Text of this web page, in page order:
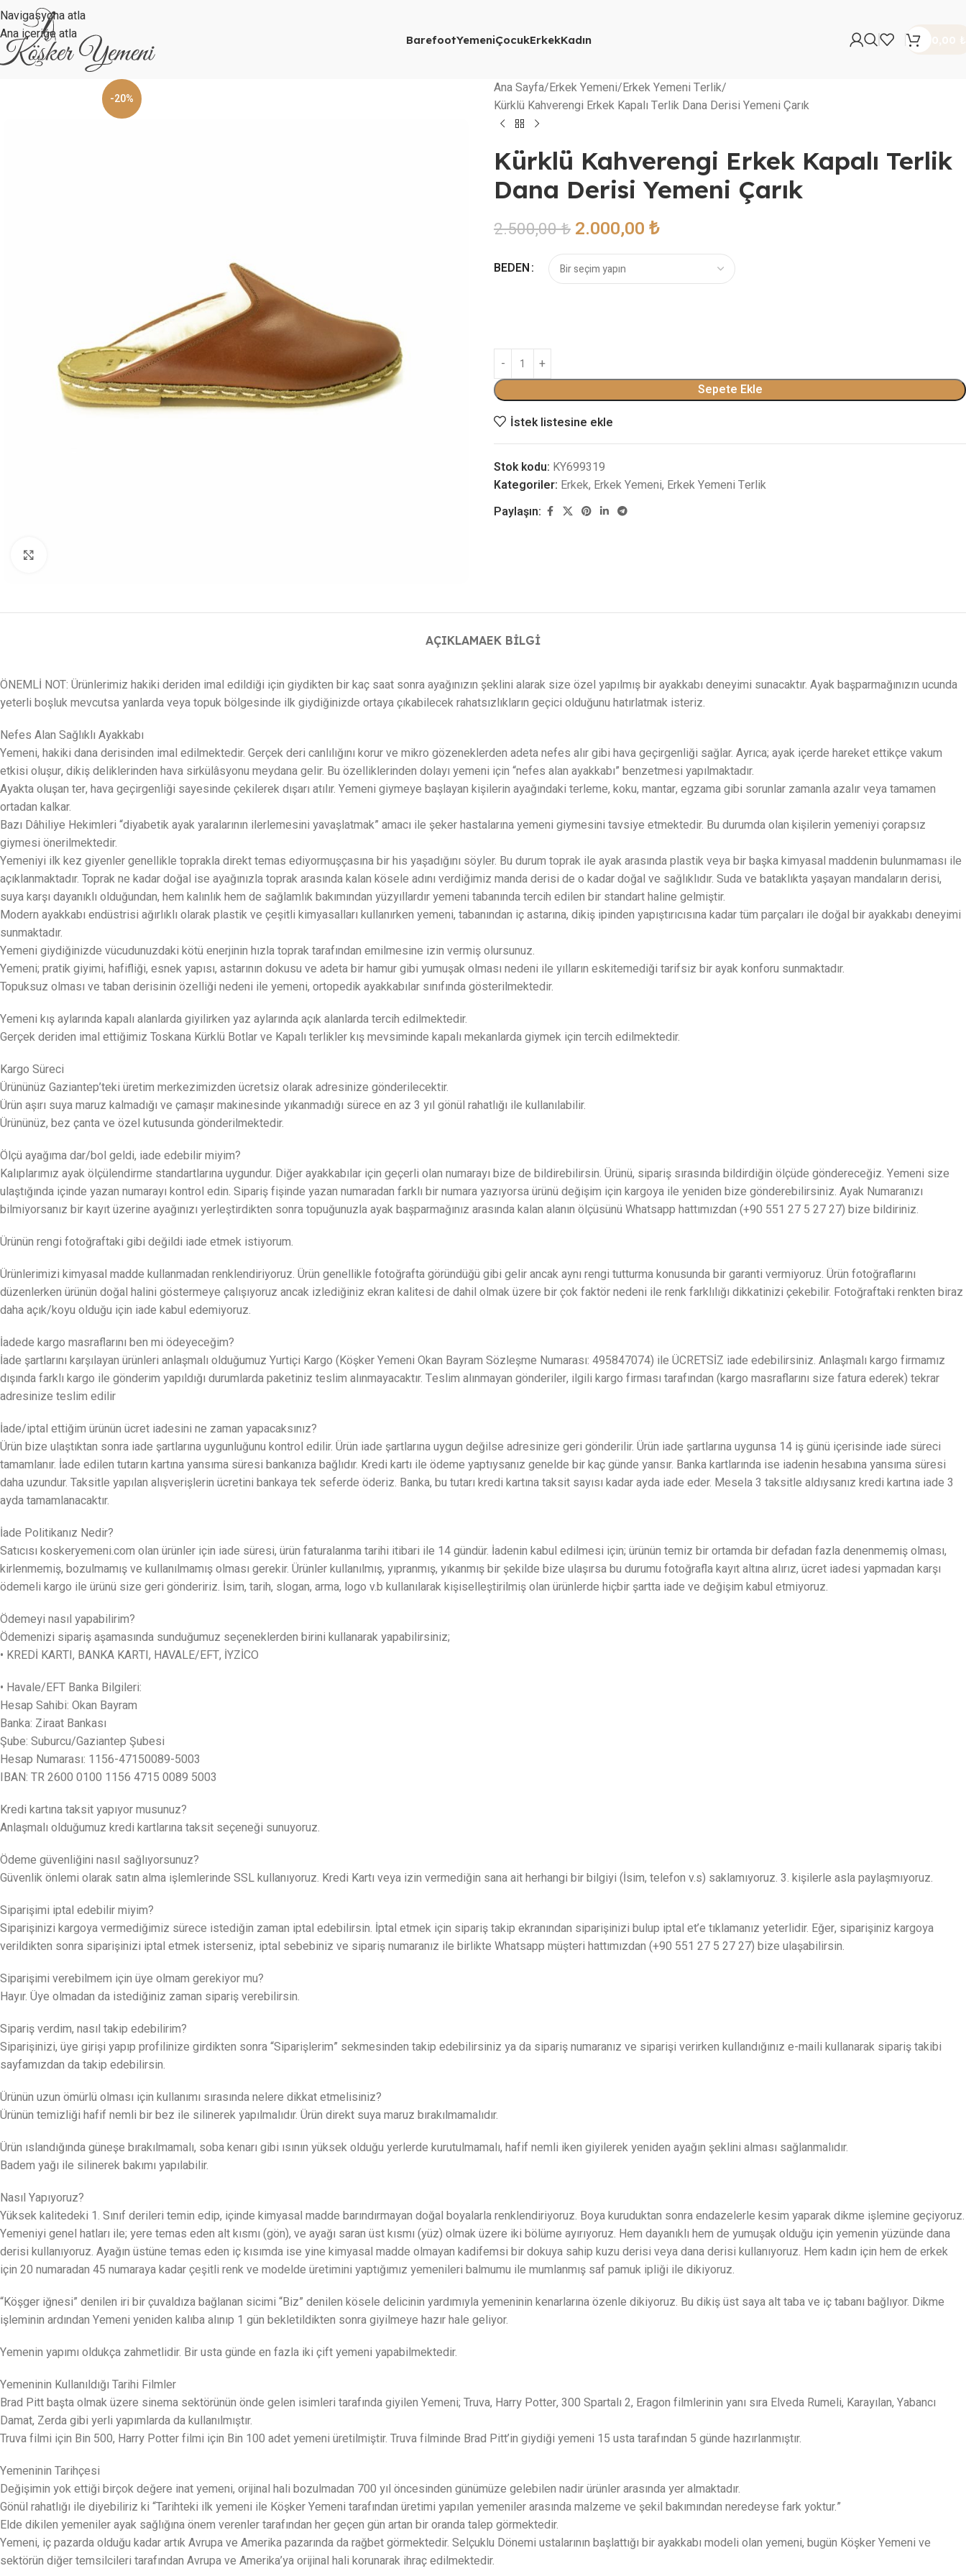
Navigasyona atla
Ana içeriğe atla
BarefootYemeniÇocukErkekKadın
-20%
Ana Sayfa Erkek Yemeni Erkek Yemeni Terlik
Kürklü Kahverengi Erkek Kapalı Terlik Dana Derisi Yemeni Çarık
Kürklü Kahverengi Erkek Kapalı Terlik
Dana Derisi Yemeni Çarık
2.500,00₺ 2.000,00₺
BEDEN
Sepete Ekle
İstek listesine ekle
Stok kodu: KY699319
Kategoriler: Erkek, Erkek Yemeni, Erkek Yemeni Terlik
Paylaşın:
AÇIKLAMAEK BILGI
ÖNEMLİ NOT: Ürünlerimiz hakiki deriden imal edildiği için giydikten bir kaç saat sonra ayağınızın şeklini alarak size özel yapılmış bir ayakkabı deneyimi sunacaktır. Ayak başparmağınızın ucunda
yeterli boşluk mevcutsa yanlarda veya topuk bölgesinde ilk giydiğinizde ortaya çıkabilecek rahatsızlıkların geçici olduğunu hatırlatmak isteriz.
Nefes Alan Sağlıklı Ayakkabı
Yemeni, hakiki dana derisinden imal edilmektedir. Gerçek deri canlılığını korur ve mikro gözeneklerden adeta nefes alır gibi hava geçirgenliği sağlar. Ayrıca; ayak içerde hareket ettikçe vakum
etkisi oluşur, dikiş deliklerinden hava sirkülâsyonu meydana gelir. Bu özelliklerinden dolayı yemeni için “nefes alan ayakkabı” benzetmesi yapılmaktadır.
Ayakta oluşan ter, hava geçirgenliği sayesinde çekilerek dışarı atılır. Yemeni giymeye başlayan kişilerin ayağındaki terleme, koku, mantar, egzama gibi sorunlar zamanla azalır veya tamamen
ortadan kalkar.
Bazı Dâhiliye Hekimleri “diyabetik ayak yaralarının ilerlemesini yavaşlatmak” amacı ile şeker hastalarına yemeni giymesini tavsiye etmektedir. Bu durumda olan kişilerin yemeniyi çorapsız
giymesi önerilmektedir.
Yemeniyi ilk kez giyenler genellikle toprakla direkt temas ediyormuşçasına bir his yaşadığını söyler. Bu durum toprak ile ayak arasında plastik veya bir başka kimyasal maddenin bulunmaması ile
açıklanmaktadır. Toprak ne kadar doğal ise ayağınızla toprak arasında kalan kösele adını verdiğimiz manda derisi de o kadar doğal ve sağlıklıdır. Suda ve bataklıkta yaşayan mandaların derisi,
suya karşı dayanıklı olduğundan, hem kalınlık hem de sağlamlık bakımından yüzyıllardır yemeni tabanında tercih edilen bir standart haline gelmiştir.
Modern ayakkabı endüstrisi ağırlıklı olarak plastik ve çeşitli kimyasalları kullanırken yemeni, tabanından iç astarına, dikiş ipinden yapıştırıcısına kadar tüm parçaları ile doğal bir ayakkabı deneyimi
sunmaktadır.
Yemeni giydiğinizde vücudunuzdaki kötü enerjinin hızla toprak tarafından emilmesine izin vermiş olursunuz.
Yemeni; pratik giyimi, hafifliği, esnek yapısı, astarının dokusu ve adeta bir hamur gibi yumuşak olması nedeni ile yılların eskitemediği tarifsiz bir ayak konforu sunmaktadır.
Topuksuz olması ve taban derisinin özelliği nedeni ile yemeni, ortopedik ayakkabılar sınıfında gösterilmektedir.
Yemeni kış aylarında kapalı alanlarda giyilirken yaz aylarında açık alanlarda tercih edilmektedir.
Gerçek deriden imal ettiğimiz Toskana Kürklü Botlar ve Kapalı terlikler kış mevsiminde kapalı mekanlarda giymek için tercih edilmektedir.
Kargo Süreci
Ürününüz Gaziantep’teki üretim merkezimizden ücretsiz olarak adresinize gönderilecektir.
Ürün aşırı suya maruz kalmadığı ve çamaşır makinesinde yıkanmadığı sürece en az 3 yıl gönül rahatlığı ile kullanılabilir.
Ürününüz, bez çanta ve özel kutusunda gönderilmektedir.
Ölçü ayağıma dar/bol geldi, iade edebilir miyim?
Kalıplarımız ayak ölçülendirme standartlarına uygundur. Diğer ayakkabılar için geçerli olan numarayı bize de bildirebilirsin. Ürünü, sipariş sırasında bildirdiğin ölçüde göndereceğiz. Yemeni size
ulaştığında içinde yazan numarayı kontrol edin. Sipariş fişinde yazan numaradan farklı bir numara yazıyorsa ürünü değişim için kargoya ile yeniden bize gönderebilirsiniz. Ayak Numaranızı
bilmiyorsanız bir kayıt üzerine ayağınızı yerleştirdikten sonra topuğunuzla ayak başparmağınız arasında kalan alanın ölçüsünü Whatsapp hattımızdan (+90 551 27 5 27 27) bize bildiriniz.
Ürünün rengi fotoğraftaki gibi değildi iade etmek istiyorum.
Ürünlerimizi kimyasal madde kullanmadan renklendiriyoruz. Ürün genellikle fotoğrafta göründüğü gibi gelir ancak aynı rengi tutturma konusunda bir garanti vermiyoruz. Ürün fotoğraflarını
düzenlerken ürünün doğal halini göstermeye çalışıyoruz ancak izlediğiniz ekran kalitesi de dahil olmak üzere bir çok faktör nedeni ile renk farklılığı dikkatinizi çekebilir. Fotoğraftaki renkten biraz
daha açık/koyu olduğu için iade kabul edemiyoruz.
İadede kargo masraflarını ben mi ödeyeceğim?
İade şartlarını karşılayan ürünleri anlaşmalı olduğumuz Yurtiçi Kargo (Köşker Yemeni Okan Bayram Sözleşme Numarası: 495847074) ile ÜCRETSİZ iade edebilirsiniz. Anlaşmalı kargo firmamız
dışında farklı kargo ile gönderim yapıldığı durumlarda paketiniz teslim alınmayacaktır. Teslim alınmayan gönderiler, ilgili kargo firması tarafından (kargo masraflarını size fatura ederek) tekrar
adresinize teslim edilir
İade/iptal ettiğim ürünün ücret iadesini ne zaman yapacaksınız?
Ürün bize ulaştıktan sonra iade şartlarına uygunluğunu kontrol edilir. Ürün iade şartlarına uygun değilse adresinize geri gönderilir. Ürün iade şartlarına uygunsa 14 iş günü içerisinde iade süreci
tamamlanır. İade edilen tutarın kartına yansıma süresi bankanıza bağlıdır. Kredi kartı ile ödeme yaptıysanız genelde bir kaç günde yansır. Banka kartlarında ise iadenin hesabına yansıma süresi
daha uzundur. Taksitle yapılan alışverişlerin ücretini bankaya tek seferde öderiz. Banka, bu tutarı kredi kartına taksit sayısı kadar ayda iade eder. Mesela 3 taksitle aldıysanız kredi kartına iade 3
ayda tamamlanacaktır.
İade Politikanız Nedir?
Satıcısı koskeryemeni.com olan ürünler için iade süresi, ürün faturalanma tarihi itibari ile 14 gündür. İadenin kabul edilmesi için; ürünün temiz bir ortamda bir defadan fazla denenmemiş olması,
kirlenmemiş, bozulmamış ve kullanılmamış olması gerekir. Ürünler kullanılmış, yıpranmış, yıkanmış bir şekilde bize ulaşırsa bu durumu fotoğrafla kayıt altına alırız, ücret iadesi yapmadan karşı
ödemeli kargo ile ürünü size geri göndeririz. İsim, tarih, slogan, arma, logo v.b kullanılarak kişiselleştirilmiş olan ürünlerde hiçbir şartta iade ve değişim kabul etmiyoruz.
Ödemeyi nasıl yapabilirim?
Ödemenizi sipariş aşamasında sunduğumuz seçeneklerden birini kullanarak yapabilirsiniz;
• KREDİ KARTI, BANKA KARTI, HAVALE/EFT, İYZİCO
• Havale/EFT Banka Bilgileri:
Hesap Sahibi: Okan Bayram
Banka: Ziraat Bankası
Şube: Suburcu/Gaziantep Şubesi
Hesap Numarası: 1156-47150089-5003
IBAN: TR 2600 0100 1156 4715 0089 5003
Kredi kartına taksit yapıyor musunuz?
Anlaşmalı olduğumuz kredi kartlarına taksit seçeneği sunuyoruz.
Ödeme güvenliğini nasıl sağlıyorsunuz?
Güvenlik önlemi olarak satın alma işlemlerinde SSL kullanıyoruz. Kredi Kartı veya izin vermediğin sana ait herhangi bir bilgiyi (İsim, telefon v.s) saklamıyoruz. 3. kişilerle asla paylaşmıyoruz.
Siparişimi iptal edebilir miyim?
Siparişinizi kargoya vermediğimiz sürece istediğin zaman iptal edebilirsin. İptal etmek için sipariş takip ekranından siparişinizi bulup iptal et’e tıklamanız yeterlidir. Eğer, siparişiniz kargoya
verildikten sonra siparişinizi iptal etmek isterseniz, iptal sebebiniz ve sipariş numaranız ile birlikte Whatsapp müşteri hattımızdan (+90 551 27 5 27 27) bize ulaşabilirsin.
Siparişimi verebilmem için üye olmam gerekiyor mu?
Hayır. Üye olmadan da istediğiniz zaman sipariş verebilirsin.
Sipariş verdim, nasıl takip edebilirim?
Siparişinizi, üye girişi yapıp profilinize girdikten sonra “Siparişlerim” sekmesinden takip edebilirsiniz ya da sipariş numaranız ve siparişi verirken kullandığınız e-maili kullanarak sipariş takibi
sayfamızdan da takip edebilirsin.
Ürünün uzun ömürlü olması için kullanımı sırasında nelere dikkat etmelisiniz?
Ürünün temizliği hafif nemli bir bez ile silinerek yapılmalıdır. Ürün direkt suya maruz bırakılmamalıdır.
Ürün ıslandığında güneşe bırakılmamalı, soba kenarı gibi ısının yüksek olduğu yerlerde kurutulmamalı, hafif nemli iken giyilerek yeniden ayağın şeklini alması sağlanmalıdır.
Badem yağı ile silinerek bakımı yapılabilir.
Nasıl Yapıyoruz?
Yüksek kalitedeki 1. Sınıf derileri temin edip, içinde kimyasal madde barındırmayan doğal boyalarla renklendiriyoruz. Boya kuruduktan sonra endazelerle kesim yaparak dikme işlemine geçiyoruz.
Yemeniyi genel hatları ile; yere temas eden alt kısmı (gön), ve ayağı saran üst kısmı (yüz) olmak üzere iki bölüme ayırıyoruz. Hem dayanıklı hem de yumuşak olduğu için yemenin yüzünde dana
derisi kullanıyoruz. Ayağın üstüne temas eden iç kısımda ise yine kimyasal madde olmayan kadifemsi bir dokuya sahip kuzu derisi veya dana derisi kullanıyoruz. Hem kadın için hem de erkek
için 20 numaradan 45 numaraya kadar çeşitli renk ve modelde üretimini yaptığımız yemenileri balmumu ile mumlanmış saf pamuk ipliği ile dikiyoruz.
“Köşger iğnesi” denilen iri bir çuvaldıza bağlanan sicimi “Biz” denilen kösele delicinin yardımıyla yemeninin kenarlarına özenle dikiyoruz. Bu dikiş üst saya alt taba ve iç tabanı bağlıyor. Dikme
işleminin ardından Yemeni yeniden kalıba alınıp 1 gün bekletildikten sonra giyilmeye hazır hale geliyor.
Yemenin yapımı oldukça zahmetlidir. Bir usta günde en fazla iki çift yemeni yapabilmektedir.
Yemeninin Kullanıldığı Tarihi Filmler
Brad Pitt başta olmak üzere sinema sektörünün önde gelen isimleri tarafında giyilen Yemeni; Truva, Harry Potter, 300 Spartalı 2, Eragon filmlerinin yanı sıra Elveda Rumeli, Karayılan, Yabancı
Damat, Zerda gibi yerli yapımlarda da kullanılmıştır.
Truva filmi için Bin 500, Harry Potter filmi için Bin 100 adet yemeni üretilmiştir. Truva filminde Brad Pitt’in giydiği yemeni 15 usta tarafından 5 günde hazırlanmıştır.
Yemeninin Tarihçesi
Değişimin yok ettiği birçok değere inat yemeni, orijinal hali bozulmadan 700 yıl öncesinden günümüze gelebilen nadir ürünler arasında yer almaktadır.
Gönül rahatlığı ile diyebiliriz ki “Tarihteki ilk yemeni ile Köşker Yemeni tarafından üretimi yapılan yemeniler arasında malzeme ve şekil bakımından neredeyse fark yoktur.”
Elde dikilen yemeniler ayak sağlığına önem verenler tarafından her geçen gün artan bir oranda talep görmektedir.
Yemeni, iç pazarda olduğu kadar artık Avrupa ve Amerika pazarında da rağbet görmektedir. Selçuklu Dönemi ustalarının başlattığı bir ayakkabı modeli olan yemeni, bugün Köşker Yemeni ve
sektörün diğer temsilcileri tarafından Avrupa ve Amerika’ya orijinal hali korunarak ihraç edilmektedir.